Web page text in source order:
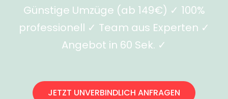
Günstige Umzüge (ab 149€) ✓ 100%
professionell ✓ Team aus Experten ✓
Angebot in 60 Sek. ✓
JETZT UNVERBINDLICH ANFRAGEN